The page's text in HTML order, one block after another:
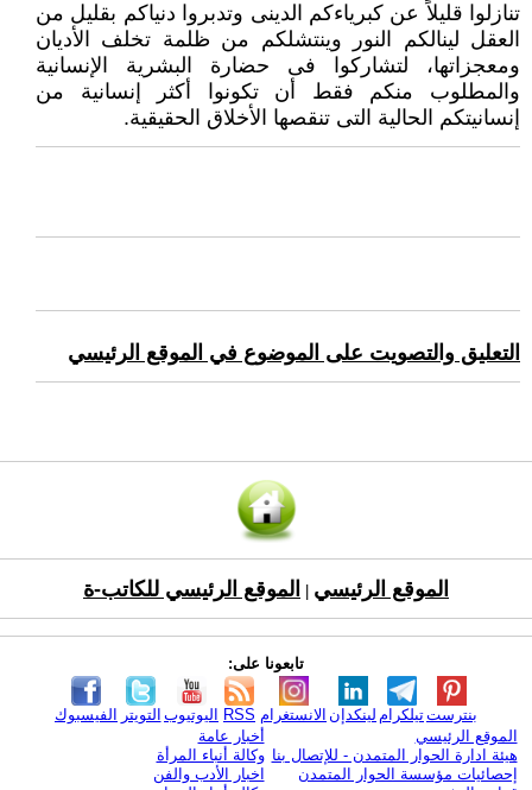
تنازلوا قليلاً عن كبرياءكم الدينى وتدبروا دنياكم بقليل من
العقل لينالكم النور وينتشلكم من ظلمة تخلف الأديان
ومعجزاتها، لتشاركوا فى ‏حضارة البشرية الإنسانية
والمطلوب منكم فقط أن تكونوا أكثر إنسانية من
إنسانيتكم الحالية التى تنقصها الأخلاق الحقيقية.‏
التعليق والتصويت على الموضوع في الموقع الرئيسي
الموقع الرئيسي الموقع الرئيسي للكاتب-ة
تابعونا على:
الفيسبوك التويتر اليوتيوب RSS الانستغرام لينكدإن تيلكرامبنترست
الموقع الرئيسي
هيئة ادارة الحوار المتمدن - للإتصال بنا
إحصائيات مؤسسة الحوار المتمدن
أخبار عامة
وكالة أنباء المرأة
اخبار الأدب والفن